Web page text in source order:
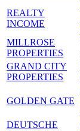
REALTY
INCOME
MILLROSE
PROPERTIES
GRAND CITY
PROPERTIES
GOLDEN GATE
DEUTSCHE